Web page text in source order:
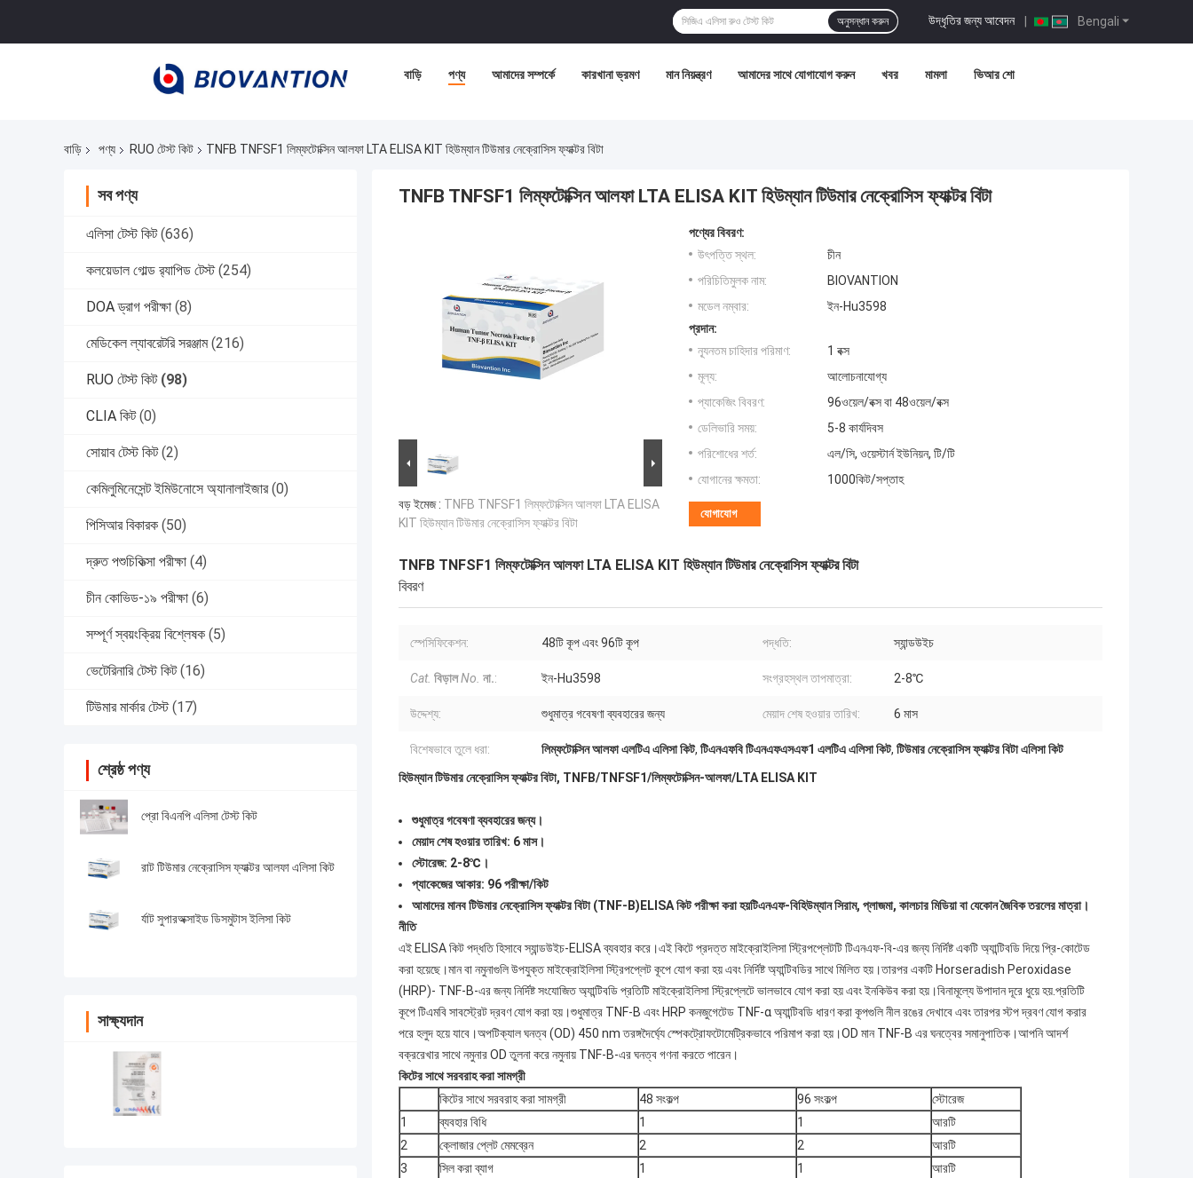
Bengali
উদ্ধৃতির জন্য আবেদন |
অনুসন্ধান করুন
বাড়ি পণ্য আমাদের সম্পর্কে কারখানা ভ্রমণ মান নিয়ন্ত্রণ আমাদের সাথে যোগাযোগ করুন খবর মামলা ভিআর শো
বাড়ি পণ্য RUO টেস্ট কিট TNFB TNFSF1 লিম্ফটোক্সিন আলফা LTA ELISA KIT হিউম্যান টিউমার নেক্রোসিস ফ্যাক্টর বিটা
সব পণ্য
এলিসা টেস্ট কিট (636)
কলয়েডাল গোল্ড র‍্যাপিড টেস্ট (254)
DOA ড্রাগ পরীক্ষা (8)
মেডিকেল ল্যাবরেটরি সরঞ্জাম (216)
RUO টেস্ট কিট (98)
CLIA কিট (0)
সোয়াব টেস্ট কিট (2)
কেমিলুমিনেসেন্ট ইমিউনোসে অ্যানালাইজার (0)
পিসিআর বিকারক (50)
দ্রুত পশুচিকিত্সা পরীক্ষা (4)
চীন কোভিড-১৯ পরীক্ষা (6)
সম্পূর্ণ স্বয়ংক্রিয় বিশ্লেষক (5)
ভেটেরিনারি টেস্ট কিট (16)
টিউমার মার্কার টেস্ট (17)
শ্রেষ্ঠ পণ্য
প্রো বিএনপি এলিসা টেস্ট কিট
রাট টিউমার নেক্রোসিস ফ্যাক্টর আলফা এলিসা কিট
র্যাট সুপারঅক্সাইড ডিসমুটাস ইলিসা কিট
সাক্ষ্যদান
TNFB TNFSF1 লিম্ফটোক্সিন আলফা LTA ELISA KIT হিউম্যান টিউমার নেক্রোসিস ফ্যাক্টর বিটা
বড় ইমেজ : TNFB TNFSF1 লিম্ফটোক্সিন আলফা LTA ELISA
KIT হিউম্যান টিউমার নেক্রোসিস ফ্যাক্টর বিটা
পণ্যের বিবরণ:
উৎপত্তি স্থল:
চীন
পরিচিতিমুলক নাম:
BIOVANTION
মডেল নম্বার:
ইন-Hu3598
প্রদান:
ন্যূনতম চাহিদার পরিমাণ:
1 বক্স
মূল্য:
আলোচনাযোগ্য
প্যাকেজিং বিবরণ:
96ওয়েল/বক্স বা 48ওয়েল/বক্স
ডেলিভারি সময়:
5-8 কার্যদিবস
পরিশোধের শর্ত:
এল/সি, ওয়েস্টার্ন ইউনিয়ন, টি/টি
যোগানের ক্ষমতা:
1000কিট/সপ্তাহ
যোগাযোগ
TNFB TNFSF1 লিম্ফটোক্সিন আলফা LTA ELISA KIT হিউম্যান টিউমার নেক্রোসিস ফ্যাক্টর বিটা
বিবরণ
স্পেসিফিকেশন: 48টি কূপ এবং 96টি কূপ পদ্ধতি: স্যান্ডউইচ
Cat. বিড়ালNo. না.: ইন-Hu3598 সংগ্রহস্থল তাপমাত্রা: 2-8℃
উদ্দেশ্য: শুধুমাত্র গবেষণা ব্যবহারের জন্য মেয়াদ শেষ হওয়ার তারিখ: 6 মাস
বিশেষভাবে তুলে ধরা: লিম্ফটোক্সিন আলফা এলটিএ এলিসা কিট, টিএনএফবি টিএনএফএসএফ1 এলটিএ এলিসা কিট, টিউমার নেক্রোসিস ফ্যাক্টর বিটা এলিসা কিট
হিউম্যান টিউমার নেক্রোসিস ফ্যাক্টর বিটা, TNFB/TNFSF1/লিম্ফটোক্সিন-আলফা/LTA ELISA KIT
শুধুমাত্র গবেষণা ব্যবহারের জন্য।
মেয়াদ শেষ হওয়ার তারিখ: 6 মাস।
স্টোরেজ: 2-8℃।
প্যাকেজের আকার: 96 পরীক্ষা/কিট
আমাদের মানবটিউমার নেক্রোসিস ফ্যাক্টর বিটা (TNF-B) ELISA কিট পরীক্ষা করা হয়টিএনএফ-বিহিউম্যান সিরাম, প্লাজমা, কালচার মিডিয়া বা যেকোন জৈবিক তরলের মাত্রা।
নীতি
এই ELISA কিট পদ্ধতি হিসাবে স্যান্ডউইচ-ELISA ব্যবহার করে।এই কিটে প্রদত্ত মাইক্রোইলিসা স্ট্রিপপ্লেটটি টিএনএফ-বি-এর জন্য নির্দিষ্ট একটি অ্যান্টিবডি দিয়ে প্রি-কোটেড
করা হয়েছে।মান বা নমুনাগুলি উপযুক্ত মাইক্রোইলিসা স্ট্রিপপ্লেট কূপে যোগ করা হয় এবং নির্দিষ্ট অ্যান্টিবডির সাথে মিলিত হয়।তারপর একটি Horseradish Peroxidase
(HRP)- TNF-B-এর জন্য নির্দিষ্ট সংযোজিত অ্যান্টিবডি প্রতিটি মাইক্রোইলিসা স্ট্রিপ্লেটে ভালভাবে যোগ করা হয় এবং ইনকিউব করা হয়।বিনামূল্যে উপাদান দূরে ধুয়ে হয়.প্রতিটি
কূপে টিএমবি সাবস্ট্রেট দ্রবণ যোগ করা হয়।শুধুমাত্র TNF-B এবং HRP কনজুগেটেড TNF-α অ্যান্টিবডি ধারণ করা কূপগুলি নীল রঙের দেখাবে এবং তারপর স্টপ দ্রবণ যোগ করার
পরে হলুদ হয়ে যাবে।অপটিক্যাল ঘনত্ব (OD) 450 nm তরঙ্গদৈর্ঘ্যে স্পেকট্রোফটোমেট্রিকভাবে পরিমাপ করা হয়।OD মান TNF-B এর ঘনত্বের সমানুপাতিক।আপনি আদর্শ
বক্ররেখার সাথে নমুনার OD তুলনা করে নমুনায় TNF-B-এর ঘনত্ব গণনা করতে পারেন।
কিটের সাথে সরবরাহ করা সামগ্রী
কিটের সাথে সরবরাহ করা সামগ্রী
48 সংকল্প 96 সংকল্প
স্টোরেজ
1
ব্যবহার বিধি 1 1
আরটি
2
ক্লোজার প্লেট মেমব্রেন 2 2
আরটি
3
সিল করা ব্যাগ 1 1
আরটি